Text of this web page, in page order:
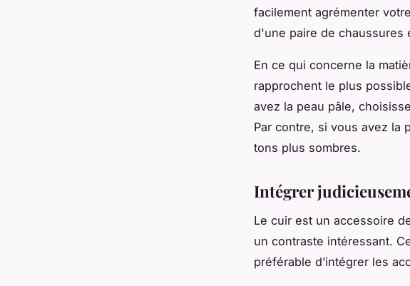
facilement agrémenter
d'une paire de chaussures
En ce qui concerne la
rapprochent le plus
avez la peau pâle,
Par contre, si vous avez la
tons plus sombres.
Intégrer
Le cuir est un accessoire
un contraste intéressant.
préférable d’intégrer les